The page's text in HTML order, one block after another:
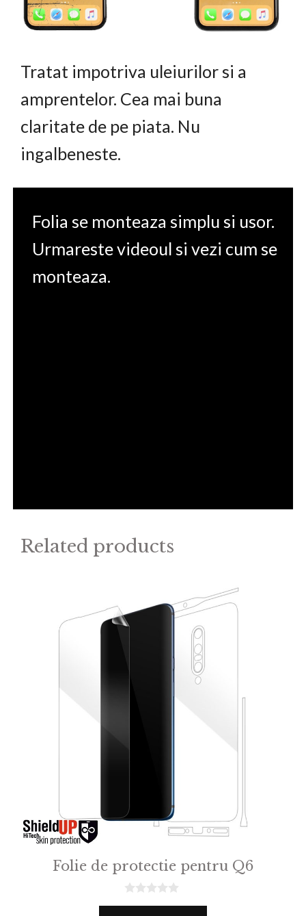
Tratat impotriva uleiurilor si a
amprentelor. Cea mai buna
claritate de pe piata. Nu
ingalbeneste.
Folia se monteaza simplu si usor.
Urmareste videoul si vezi cum se
monteaza.
Related products
Folie de protectie pentru Q6
0